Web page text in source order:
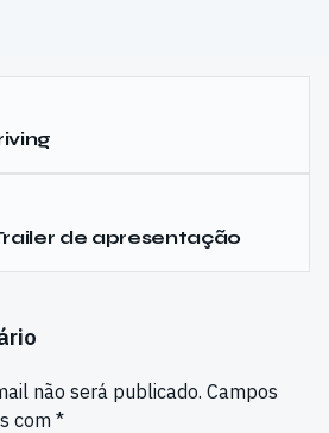
de apresentação
não será publicado. Campos
com *